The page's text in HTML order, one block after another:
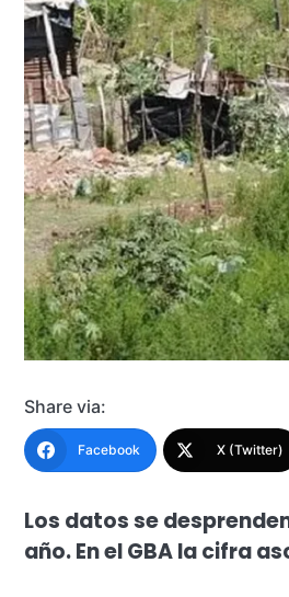
Share via:
Facebook X (Twitter)
Los datos se
año. En el GBA la cifra